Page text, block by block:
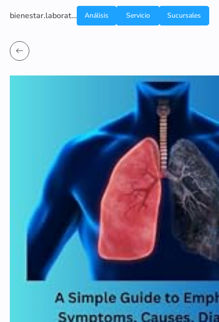
bienestar.laboratoriocliniconsb.com
Análisis
Servicio
Sucursales